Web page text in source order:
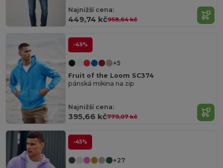
Najnižší cena:
449,74 kč958,64 kč
-49%
+5
Fruit of the Loom SC374
pánská mikina na zip
Najnižší cena:
395,66 kč779,07 kč
-45%
+27